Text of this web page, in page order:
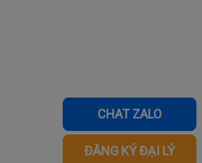
CHAT ZALO
ĐĂNG KÝ ĐẠI LÝ